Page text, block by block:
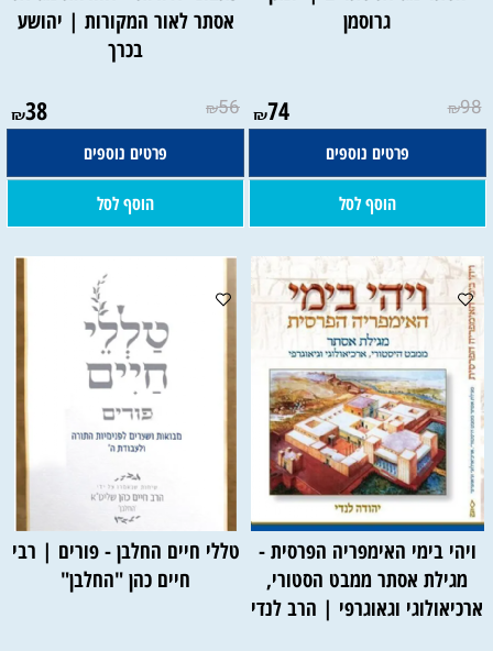
גרוסמן
₪98
₪74
פרטים נוספים
הוסף לסל
אסתר לאור המקורות | יהושע
בכרך
₪56
₪38
פרטים נוספים
הוסף לסל
ויהי בימי האימפריה הפרסית -
מגילת אסתר ממבט הסטורי,
ארכיאולוגי וגאוגרפי | הרב לנדי
טללי חיים החלבן - פורים | רבי
חיים כהן "החלבן"